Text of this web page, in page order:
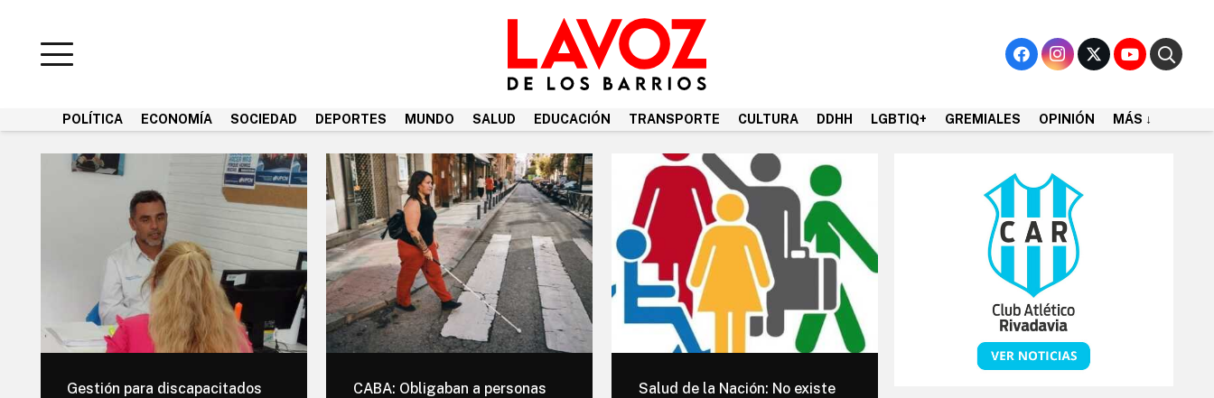
POLÍTICA ECONOMÍA SOCIEDAD DEPORTES MUNDO SALUD EDUCACIÓN TRANSPORTE CULTURA DDHH LGBTIQ+ GREMIALES OPINIÓN MÁS ↓
Gestión para discapacitados
CABA: Obligaban a personas
Salud de la Nación: No existe